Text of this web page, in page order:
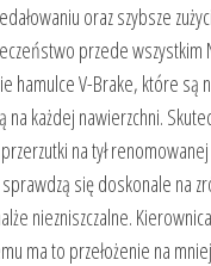
oraz szybsze
przede
hamulce V-Brake, które są
na każdej nawierzchni.
na tył
się doskonale na
niezniszczalne.
ma to przełożenie na